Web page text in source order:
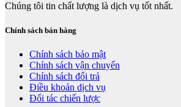
Chúng tôi tin chất lượng là dịch vụ tốt nhất.
Chính sách bán hàng
Chính sách bảo mật
Chính sách vận chuyển
Chính sách đổi trả
Điều khoản dịch vụ
Đối tác chiến lược